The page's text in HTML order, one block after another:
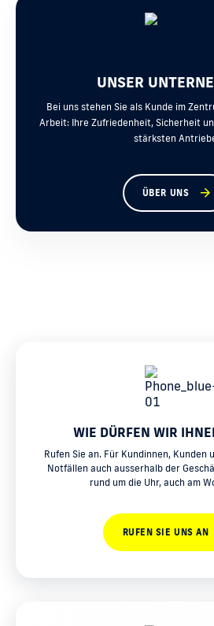
UNSER
Bei uns stehen Sie als Kunde im
Arbeit: Ihre Zufriedenheit, Sicherheit
stärksten
ÜBER UNS
WIE DÜRFEN WIR
Rufen Sie an. Für Kundinnen, Kunden
Notfällen auch ausserhalb der
rund um die Uhr, auch am
RUFEN SIE UNS AN